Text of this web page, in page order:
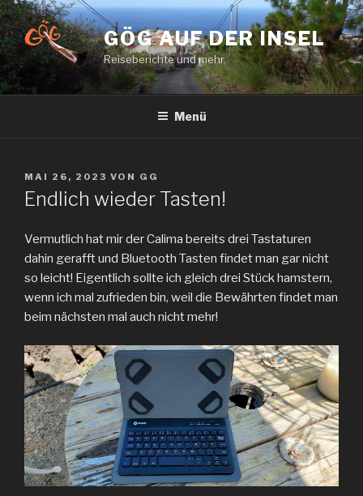
Zum
Inhalt
springen
GÖG AUF DER INSEL
Reiseberichte und mehr.
Menü
VERÖFFENTLICHT
AM
MAI 26, 2023 VON GG
Endlich wieder Tasten!
Vermutlich hat mir der Calima bereits drei Tastaturen
dahin gerafft und Bluetooth Tasten findet man gar nicht
so leicht! Eigentlich sollte ich gleich drei Stück hamstern,
wenn ich mal zufrieden bin, weil die Bewährten findet man
beim nächsten mal auch nicht mehr!